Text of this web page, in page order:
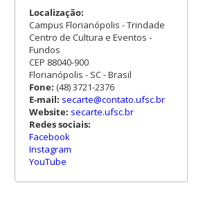
Localização:
Campus Florianópolis - Trindade
Centro de Cultura e Eventos -
Fundos
CEP 88040-900
Florianópolis - SC - Brasil
Fone: (48) 3721-2376
E-mail: secarte@contato.ufsc.br
Website: secarte.ufsc.br
Redes sociais:
Facebook
Instagram
YouTube